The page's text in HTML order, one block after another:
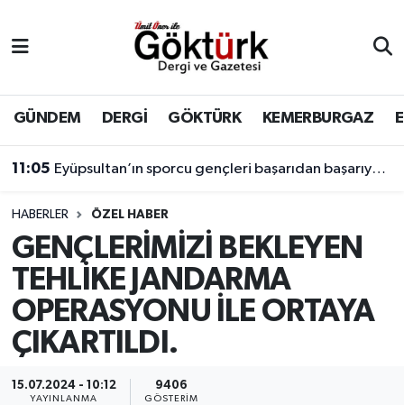
GÜNDEM DERGİ GÖKTÜRK KEMERBURGAZ
11:05 Eyüpsultan’ın sporcu gençleri başarıdan başarıya koşuyor.
HABERLER ÖZEL HABER
GENÇLERİMİZİ BEKLEYEN
TEHLİKE JANDARMA
OPERASYONU İLE ORTAYA
ÇIKARTILDI.
15.07.2024 - 10:12
YAYINLANMA
9406
GÖSTERIM
BİLİM
DERGİ
DÜNYA
EĞİTİM
EKONOMİ
GÖKTÜRK
GÜNDEM
Eyüpsultan Hava Durumu
Eyüpsultan Trafik Yoğunluk Haritası
Süper Lig Puan Durumu ve Fikstür
Tüm Manşetler
Son Dakika Haberleri
Haber Arşivi